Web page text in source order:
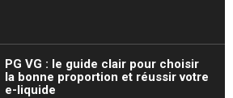
PG VG : le guide clair pour choisir
la bonne proportion et réussir votre
e-liquide